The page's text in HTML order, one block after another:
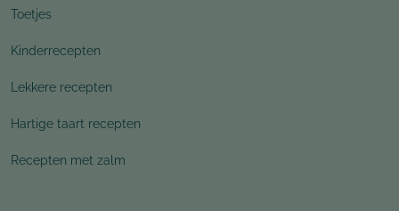
Toetjes
Kinderrecepten
Lekkere recepten
Hartige taart recepten
Recepten met zalm